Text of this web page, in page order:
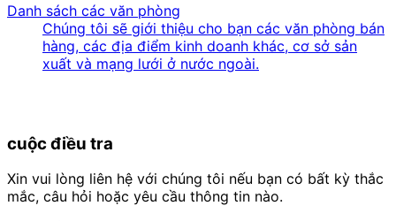
Danh sách các văn phòng
Chúng tôi sẽ giới thiệu cho bạn các văn phòng bán
hàng, các địa điểm kinh doanh khác, cơ sở sản
xuất và mạng lưới ở nước ngoài.
cuộc điều tra
Xin vui lòng liên hệ với chúng tôi nếu bạn có bất kỳ thắc
mắc, câu hỏi hoặc yêu cầu thông tin nào.